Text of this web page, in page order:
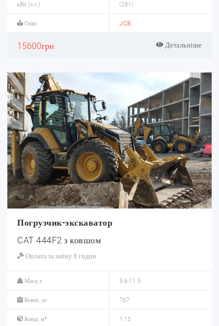
кВт (л.с.)
(281)
Опис JCB
15600грн Детальніше
Погрузчик-экскаватор
CAT 444F2 з ковшом
Оплата за зміну 8 годин
Маса, т 9.6-11.5
Ковш., кг 767
Ковш, м³ 1.15